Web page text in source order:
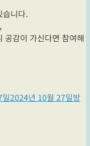
습니다.
공감이 가신다면 참여해
2024년 10월 27일테
고
방